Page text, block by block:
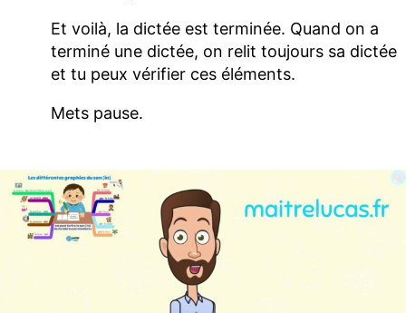
Et voilà, la dictée est terminée. Quand on a
terminé une dictée, on relit toujours sa dictée
et tu peux vérifier ces éléments.
Mets pause.